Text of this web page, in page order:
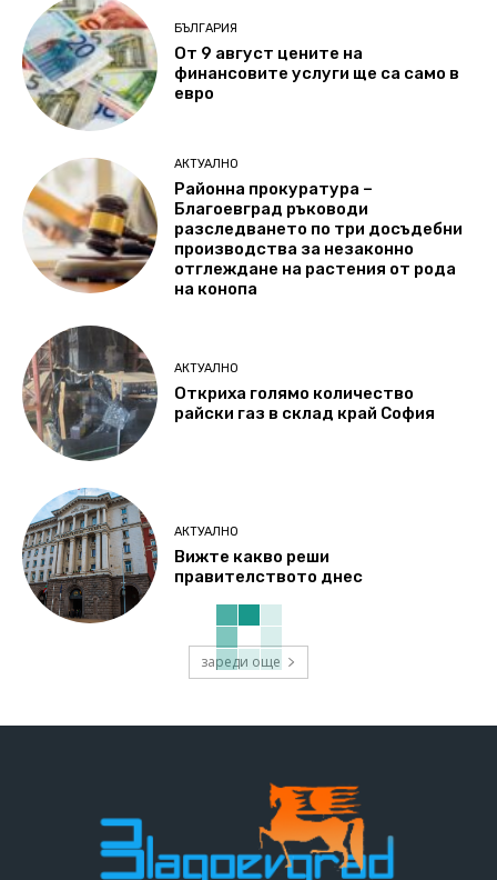
БЪЛГАРИЯ
От 9 август цените на
финансовите услуги ще са само в
евро
АКТУАЛНО
Районна прокуратура –
Благоевград ръководи
разследването по три досъдебни
производства за незаконно
отглеждане на растения от рода
на конопа
АКТУАЛНО
Откриха голямо количество
райски газ в склад край София
АКТУАЛНО
Вижте какво реши
правителството днес
зареди още